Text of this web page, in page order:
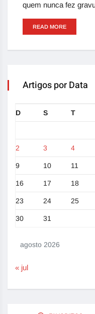
quem nunca fez
READ MORE
Artigos por Data
agosto 2026
D S T
2 3 4
9 10 11
16 17 18
23 24 25
30 31
« jul